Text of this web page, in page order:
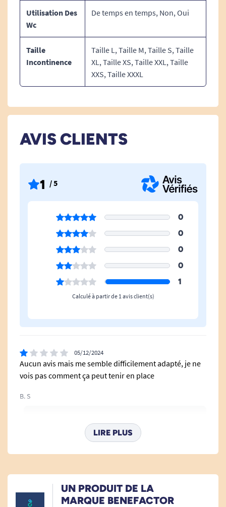
Utilisation Des
Wc
De temps en temps, Non, Oui
Taille
Incontinence
Taille L, Taille M, Taille S, Taille
XL, Taille XS, Taille XXL, Taille
XXS, Taille XXXL
AVIS CLIENTS
1 / 5
0
0
0
0
1
Calculé à partir de 1 avis client(s)
05/12/2024
Aucun avis mais me semble difficilement adapté, je ne
vois pas comment ça peut tenir en place
B. S
notre fournisseur à ce sujet voici son retour: "La
protection est simplement à poser dans le fond des
L'équipe Tous Ergo.
Tous Ergo
LIRE PLUS
UN PRODUIT DE LA
MARQUE BENEFACTOR